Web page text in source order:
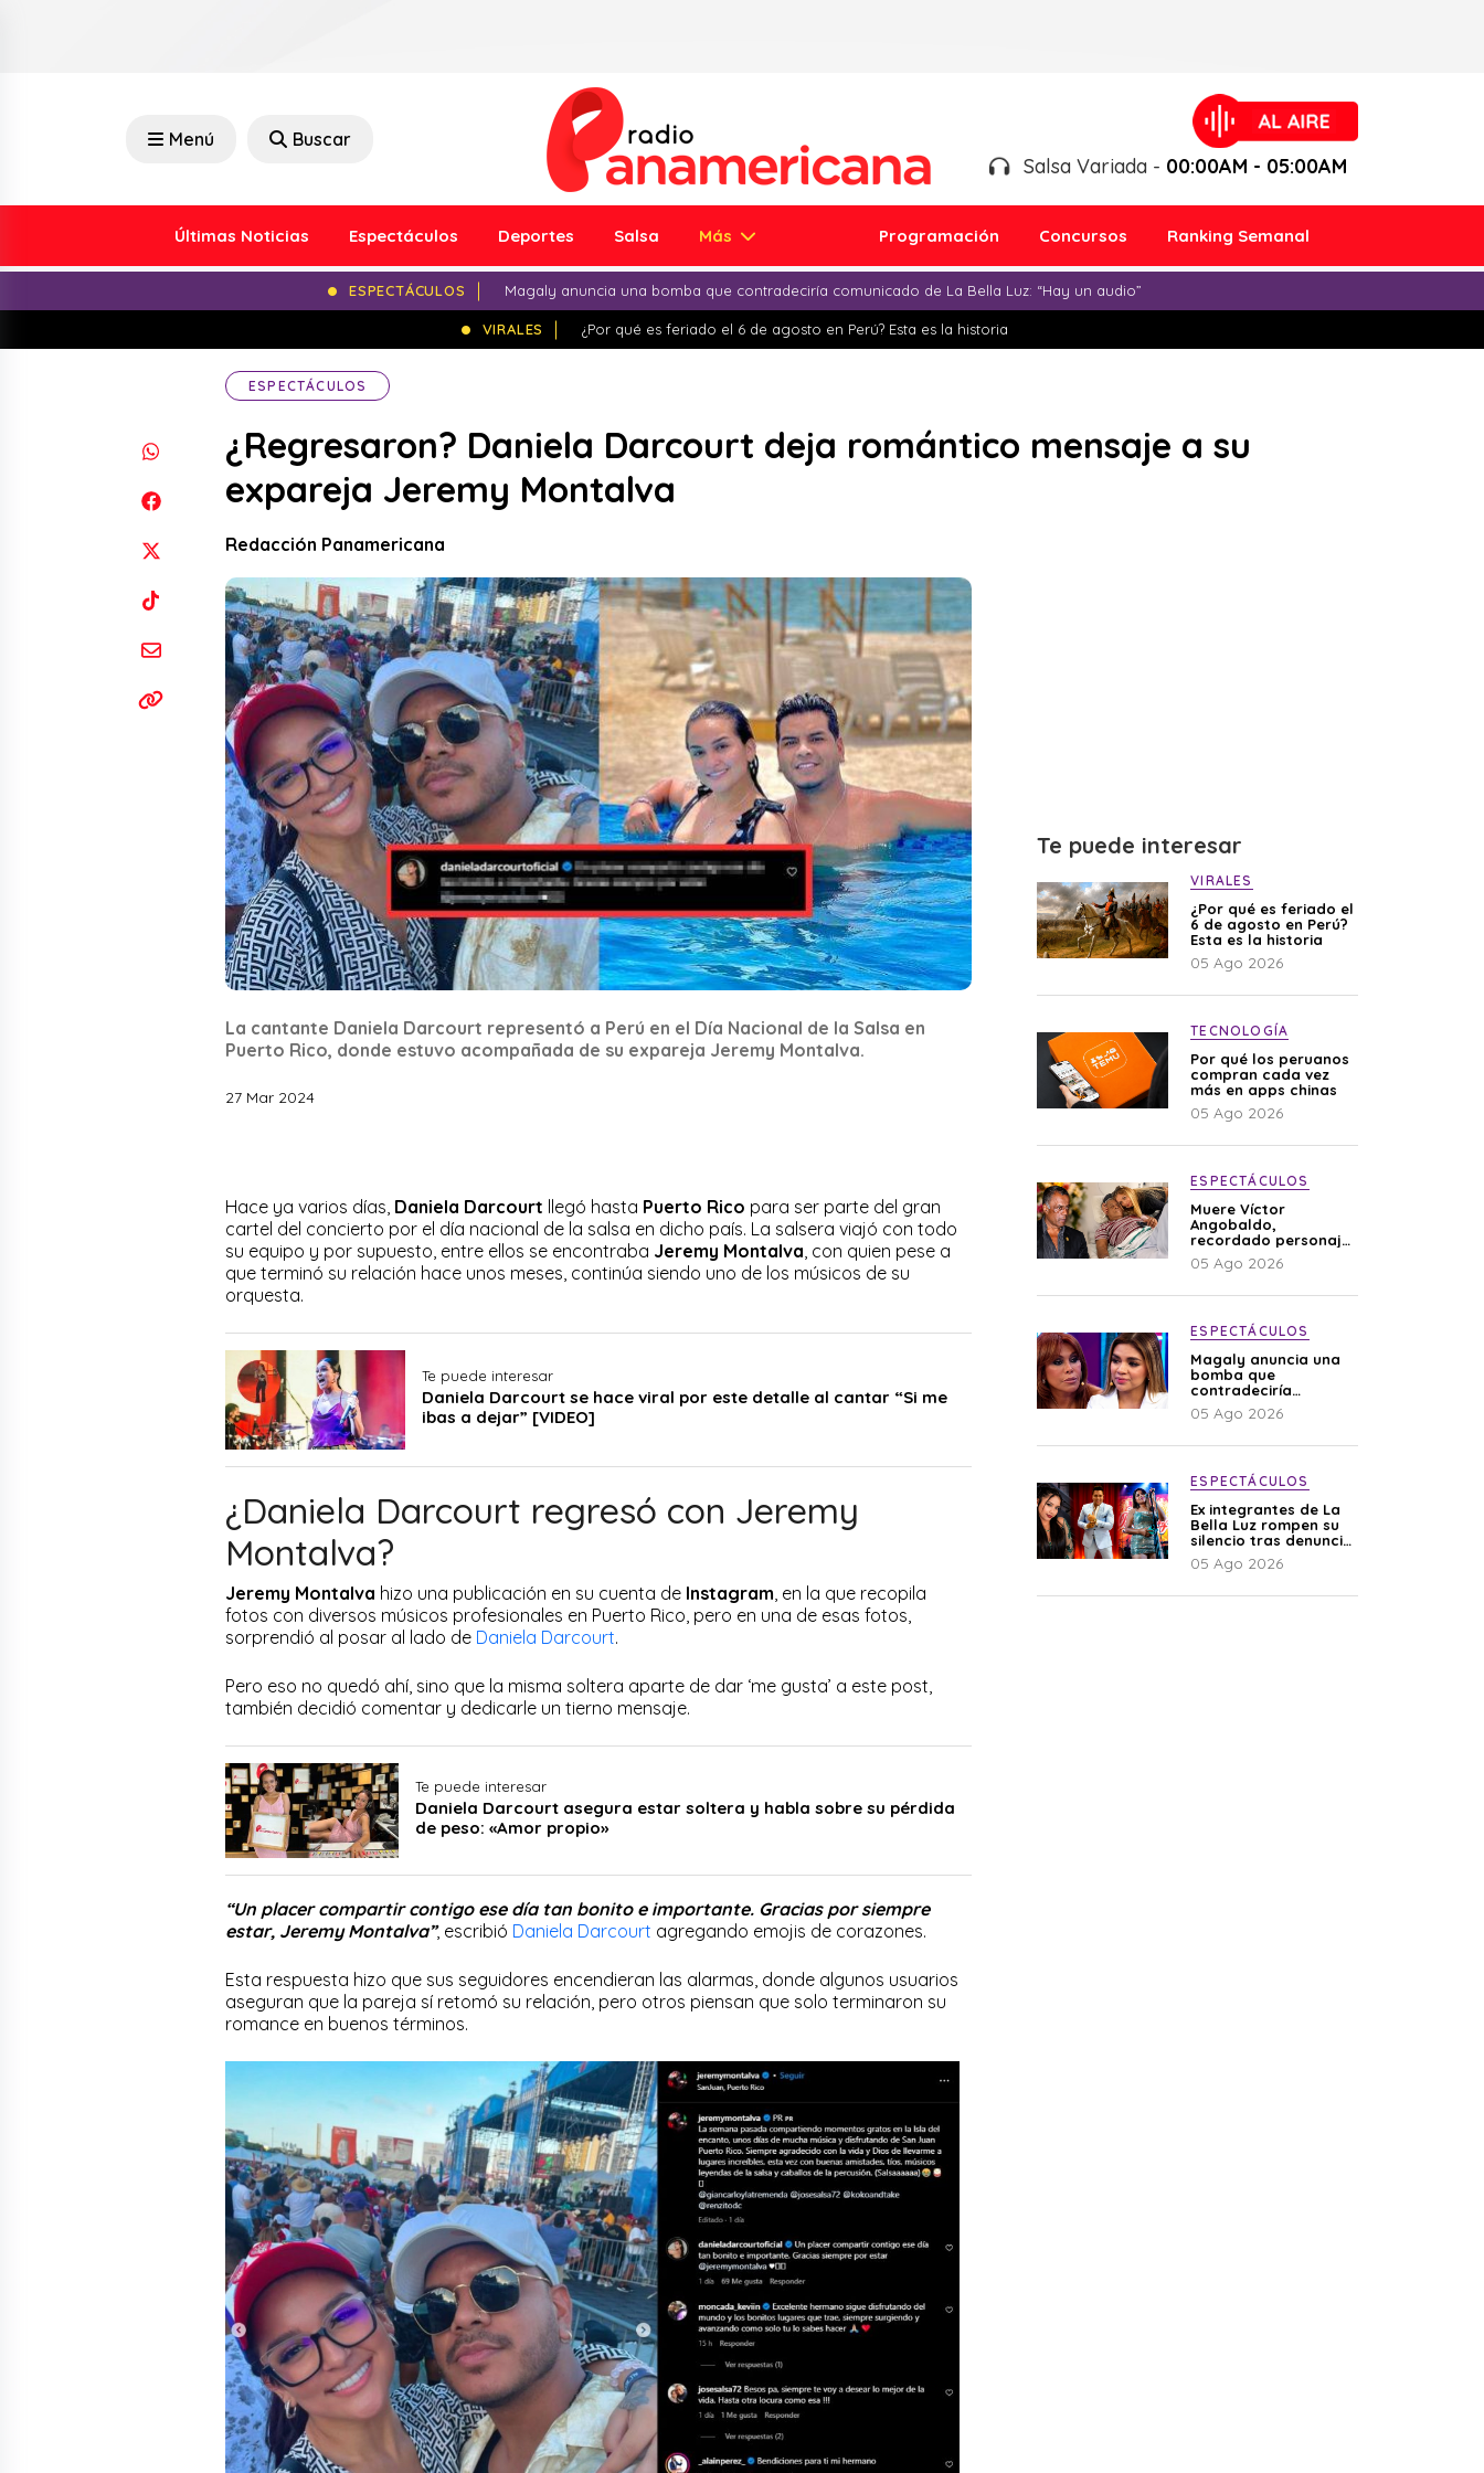
Menú Buscar
Salsa Variada - 00:00AM - 05:00AM
Últimas Noticias Espectáculos Deportes Salsa Más Programación Concursos Ranking Semanal
ESPECTÁCULOS Magaly anuncia una bomba que contradeciría comunicado de La Bella Luz: “Hay un audio”
VIRALES ¿Por qué es feriado el 6 de agosto en Perú? Esta es la historia
ESPECTÁCULOS
¿Regresaron? Daniela Darcourt deja romántico mensaje a su
expareja Jeremy Montalva
Redacción Panamericana
La cantante Daniela Darcourt representó a Perú en el Día Nacional de la Salsa en
Puerto Rico, donde estuvo acompañada de su expareja Jeremy Montalva.
27 Mar 2024
Hace ya varios días, Daniela Darcourt llegó hasta Puerto Rico para ser parte del gran
cartel del concierto por el día nacional de la salsa en dicho país. La salsera viajó con todo
su equipo y por supuesto, entre ellos se encontraba Jeremy Montalva , con quien pese a
que terminó su relación hace unos meses, continúa siendo uno de los músicos de su
orquesta.
Te puede interesar
Daniela Darcourt se hace viral por este detalle al cantar “Si me
ibas a dejar” [VIDEO]
¿Daniela Darcourt regresó con Jeremy
Montalva?
Jeremy Montalva hizo una publicación en su cuenta de Instagram , en la que recopila
fotos con diversos músicos profesionales en Puerto Rico, pero en una de esas fotos,
sorprendió al posar al lado de Daniela Darcourt.
Pero eso no quedó ahí, sino que la misma soltera aparte de dar ‘me gusta’ a este post,
también decidió comentar y dedicarle un tierno mensaje.
Te puede interesar
Daniela Darcourt asegura estar soltera y habla sobre su pérdida
de peso: «Amor propio»
“Un placer compartir contigo ese día tan bonito e importante. Gracias por siempre
estar, Jeremy Montalva”, escribió Daniela Darcourt agregando emojis de corazones.
Esta respuesta hizo que sus seguidores encendieran las alarmas, donde algunos usuarios
aseguran que la pareja sí retomó su relación, pero otros piensan que solo terminaron su
romance en buenos términos.
Te puede interesar
VIRALES
¿Por qué es feriado el
6 de agosto en Perú?
Esta es la historia
05 Ago 2026
TECNOLOGÍA
Por qué los peruanos
compran cada vez
más en apps chinas
05 Ago 2026
ESPECTÁCULOS
Muere Víctor
Angobaldo,
recordado personaje
de la farándula y
expareja de Shirley
05 Ago 2026
ESPECTÁCULOS
Magaly anuncia una
bomba que
contradeciría
comunicado de La
Bella Luz: “Hay un
05 Ago 2026
ESPECTÁCULOS
Ex integrantes de La
Bella Luz rompen su
silencio tras denuncia
de Naldy: “Todo el
mundo lo sabía”
05 Ago 2026